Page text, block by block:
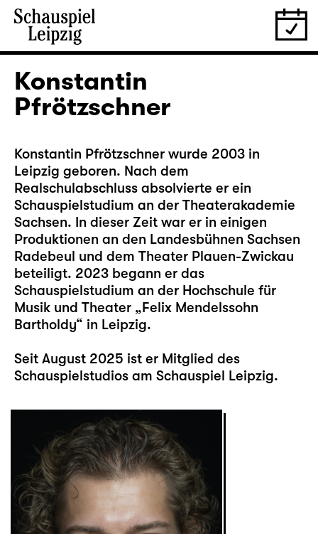
Konstantin
Pfrötzschner
Konstantin Pfrötzschner wurde 2003 in
Leipzig geboren. Nach dem
Realschulabschluss absolvierte er ein
Schauspielstudium an der Theaterakademie
Sachsen. In dieser Zeit war er in einigen
Produktionen an den Landesbühnen Sachsen
Radebeul und dem Theater Plauen-Zwickau
beteiligt. 2023 begann er das
Schauspielstudium an der Hochschule für
Musik und Theater „Felix Mendelssohn
Bartholdy“ in Leipzig.
Seit August 2025 ist er Mitglied des
Schauspielstudios am Schauspiel Leipzig.